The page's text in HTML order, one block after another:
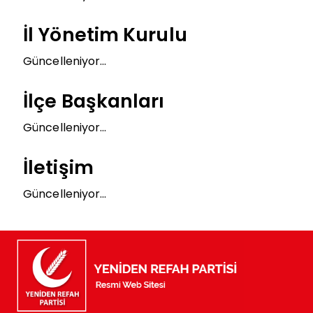
İl Yönetim Kurulu
Güncelleniyor...
İlçe Başkanları
Güncelleniyor...
İletişim
Güncelleniyor...